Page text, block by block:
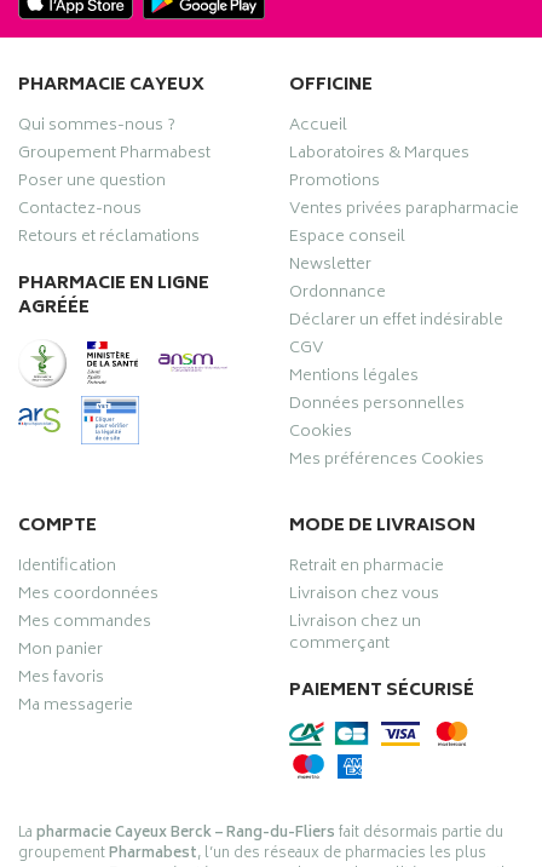
PHARMACIE CAYEUX
Qui sommes-nous ?
Groupement Pharmabest
Poser une question
Contactez-nous
Retours et réclamations
PHARMACIE EN LIGNE
AGRÉÉE
OFFICINE
Accueil
Laboratoires & Marques
Promotions
Ventes privées parapharmacie
Espace conseil
Newsletter
Ordonnance
Déclarer un effet indésirable
CGV
Mentions légales
Données personnelles
Cookies
Mes préférences Cookies
COMPTE
Identification
Mes coordonnées
Mes commandes
Mon panier
Mes favoris
Ma messagerie
MODE DE LIVRAISON
Retrait en pharmacie
Livraison chez vous
Livraison chez un
commerçant
PAIEMENT SÉCURISÉ
Lapharmacie Cayeux Berck – Rang-du-Fliersfait désormais partie du
groupementPharmabest, l’un des réseaux de pharmacies les plus